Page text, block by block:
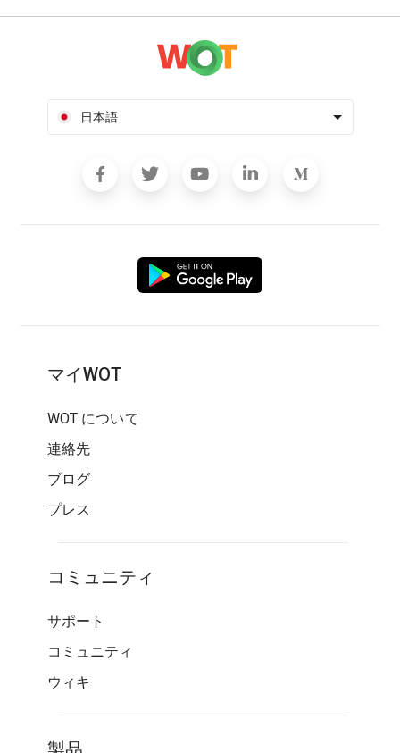
日本語
マイWOT
WOT について
連絡先
ブログ
プレス
コミュニティ
サポート
コミュニティ
ウィキ